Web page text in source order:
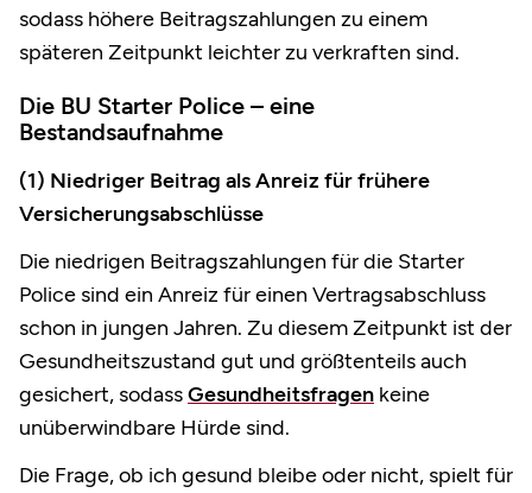
sodass höhere Beitragszahlungen zu einem
späteren Zeitpunkt leichter zu verkraften sind.
Die BU Starter Police – eine
Bestandsaufnahme
(1) Niedriger Beitrag als Anreiz für frühere
Versicherungsabschlüsse
Die niedrigen Beitragszahlungen für die Starter
Police sind ein Anreiz für einen Vertragsabschluss
schon in jungen Jahren. Zu diesem Zeitpunkt ist der
Gesundheitszustand gut und größtenteils auch
gesichert, sodassGesundheitsfragen keine
unüberwindbare Hürde sind.
Die Frage, ob ich gesund bleibe oder nicht, spielt für